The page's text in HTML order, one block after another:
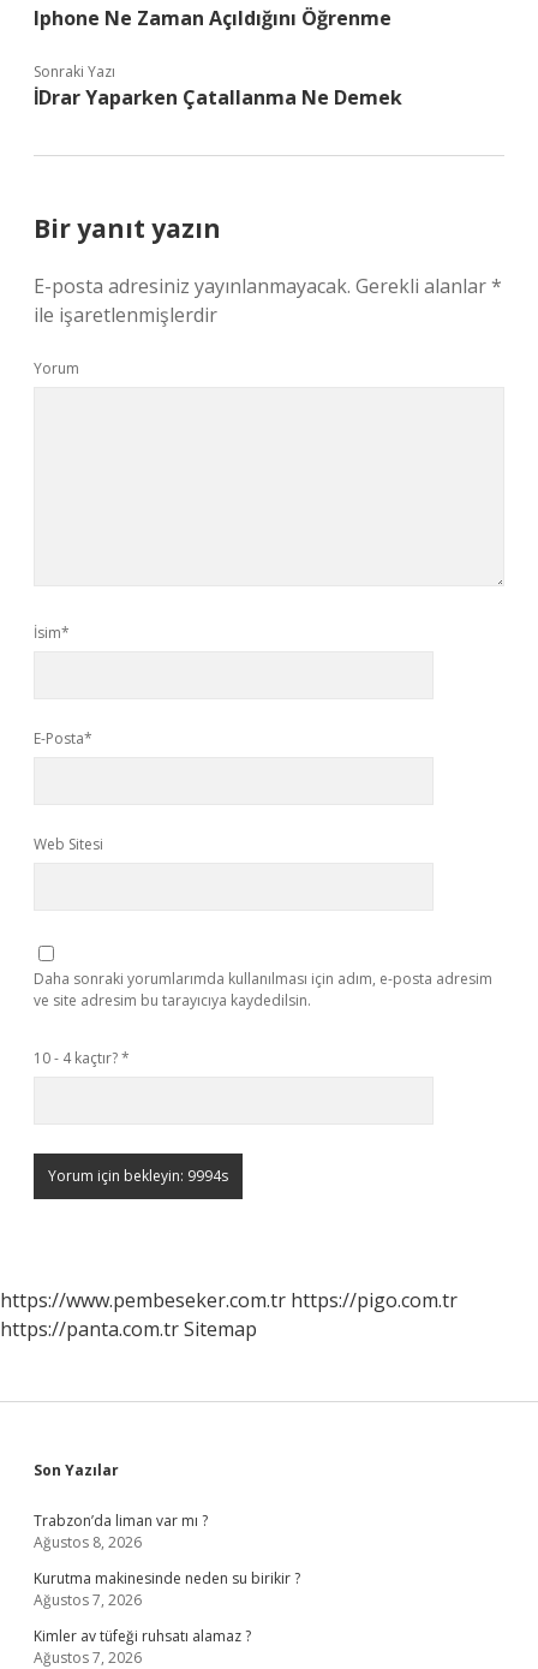
Iphone Ne Zaman Açıldığını Öğrenme
Sonraki Yazı
İDrar Yaparken Çatallanma Ne Demek
Bir yanıt yazın
E-posta adresiniz yayınlanmayacak. Gerekli alanlar*
ile işaretlenmişlerdir
Yorum
İsim*
E-Posta*
Web Sitesi
Daha sonraki yorumlarımda kullanılması için adım, e-posta adresim
ve site adresim bu tarayıcıya kaydedilsin.
10 - 4 kaçtır?*
https://www.pembeseker.com.tr https://pigo.com.tr
https://panta.com.trSitemap
Sidebar
Son Yazılar
Trabzon’da liman var mı ?
Ağustos 8, 2026
Kurutma makinesinde neden su birikir ?
Ağustos 7, 2026
Kimler av tüfeği ruhsatı alamaz ?
Ağustos 7, 2026